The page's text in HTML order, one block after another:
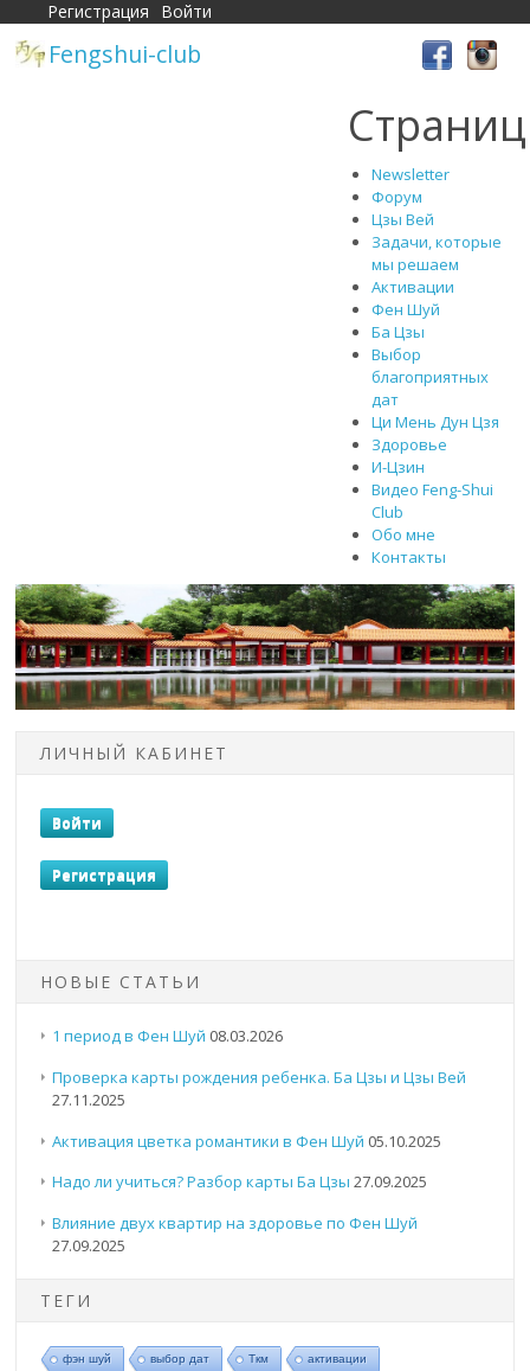
Fengshui-club
Newsletter
Форум
Цзы Вей
Задачи, которые
мы решаем
Активации
Фен Шуй
Ба Цзы
Выбор
благоприятных
дат
Ци Мень Дун Цзя
Здоровье
И-Цзин
Видео Feng-Shui
Club
Обо мне
Контакты
ЛИЧНЫЙ КАБИНЕТ
НОВЫЕ СТАТЬИ
1 период в Фен Шуй 08.03.2026
Проверка карты рождения ребенка. Ба Цзы и Цзы Вей
27.11.2025
Активация цветка романтики в Фен Шуй 05.10.2025
Надо ли учиться? Разбор карты Ба Цзы 27.09.2025
Влияние двух квартир на здоровье по Фен Шуй
27.09.2025
ТЕГИ
фэн шуй выбор дат Ткм активации
Регистрация Войти